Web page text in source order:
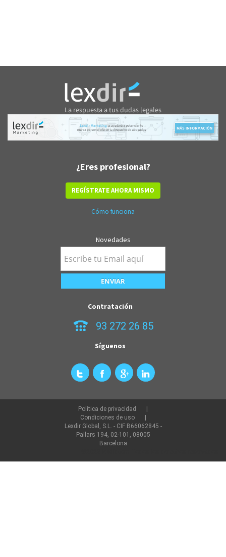
¿Eres profesional?
REGÍSTRATE AHORA MISMO
Cómo funciona
Novedades
Contratación
93 272 26 85
Síguenos
Política de privacidad
Condiciones de uso
Lexdir Global, S.L. - CIF B66062845 -
Pallars 194, 02-101, 08005
Barcelona